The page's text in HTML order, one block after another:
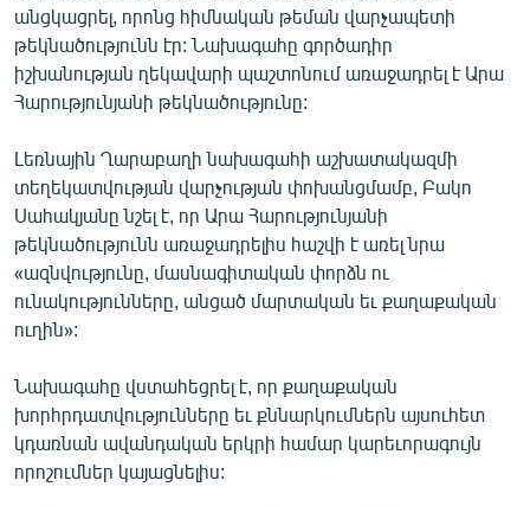
ԲԱՆԱՎԵՃ
ՁԳՏԵԼՈՎ ԼԱՎԱԳՈՒՅՆԻՆ
ՓՈԴՔԱՍԹ
Հայերեն
English
Русский
ՀԵՏԵՎԵՔ ՄԵԶ
«Ազատության» բոլոր կայքերը
անցկացրել, որոնց հիմնական թեման վարչապետի
թեկնածությունն էր: Նախագահը գործադիր
իշխանության ղեկավարի պաշտոնում առաջադրել է Արա
Հարությունյանի թեկնածությունը:
Լեռնային Ղարաբաղի նախագահի աշխատակազմի
տեղեկատվության վարչության փոխանցմամբ, Բակո
Սահակյանը նշել է, որ Արա Հարությունյանի
թեկնածությունն առաջադրելիս հաշվի է առել նրա
«ազնվությունը, մասնագիտական փորձն ու
ունակությունները, անցած մարտական եւ քաղաքական
ուղին»:
Նախագահը վստահեցրել է, որ քաղաքական
խորհրդատվությունները եւ քննարկումներն այսուհետ
կդառնան ավանդական երկրի համար կարեւորագույն
որոշումներ կայացնելիս: